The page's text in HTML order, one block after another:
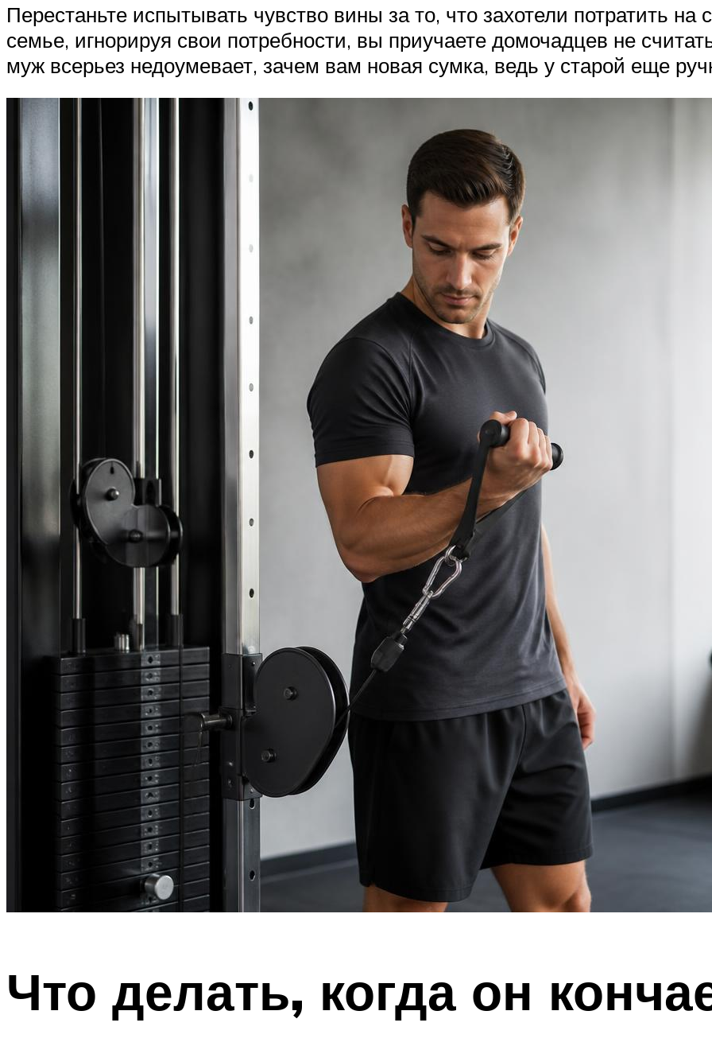
Перестаньте испытывать чувство вины за то, что захотели потратить на
семье, игнорируя свои потребности, вы приучаете домочадцев не
муж всерьез недоумевает, зачем вам новая сумка, ведь у старой еще
Что делать, когда он